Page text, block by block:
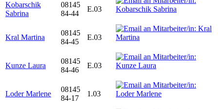
Kobarschik
Sabrina
08145
84-44
E.03
Kral Martina
08145
84-45
E.03
Kunze Laura
08145
84-46
E.03
Loder Marlene
08145
84-17
1.03